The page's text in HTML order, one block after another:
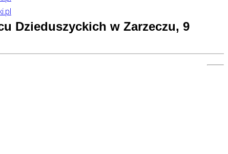
Dzieduszyckich w Zarzeczu, 9